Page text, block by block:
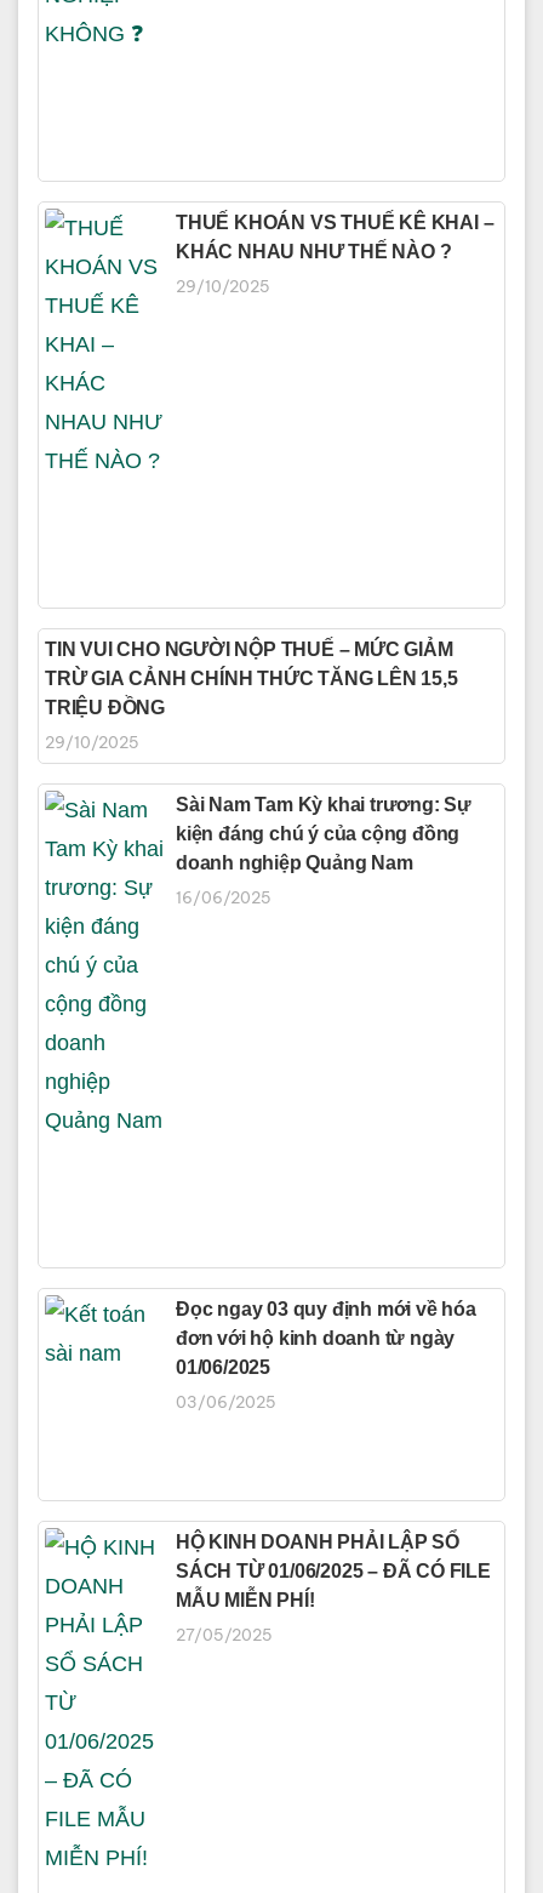
THUẾ KHOÁN VS THUẾ KÊ KHAI –
KHÁC NHAU NHƯ THẾ NÀO ?
29/10/2025
TIN VUI CHO NGƯỜI NỘP THUẾ – MỨC GIẢM
TRỪ GIA CẢNH CHÍNH THỨC TĂNG LÊN 15,5
TRIỆU ĐỒNG
29/10/2025
Sài Nam Tam Kỳ khai trương: Sự
kiện đáng chú ý của cộng đồng
doanh nghiệp Quảng Nam
16/06/2025
Đọc ngay 03 quy định mới về hóa
đơn với hộ kinh doanh từ ngày
01/06/2025
03/06/2025
HỘ KINH DOANH PHẢI LẬP SỔ
SÁCH TỪ 01/06/2025 – ĐÃ CÓ FILE
MẪU MIỄN PHÍ!
27/05/2025